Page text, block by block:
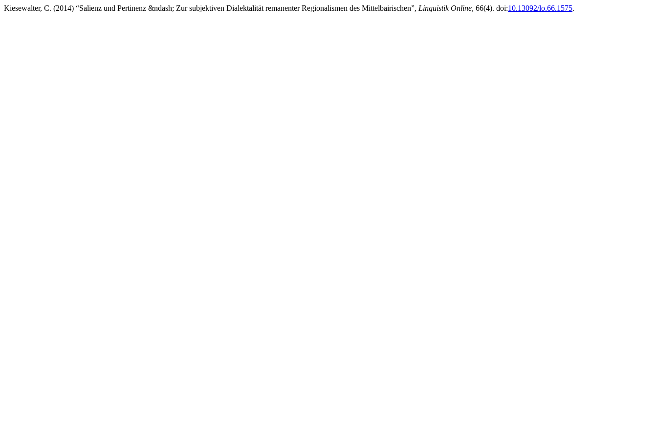
Kiesewalter, C. (2014) “Salienz und Pertinenz &ndash; Zur subjektiven Dialektalität remanenter Regionalismen des Mittelbairischen”, Linguistik Online, 66(4). doi:10.13092/lo.66.1575.